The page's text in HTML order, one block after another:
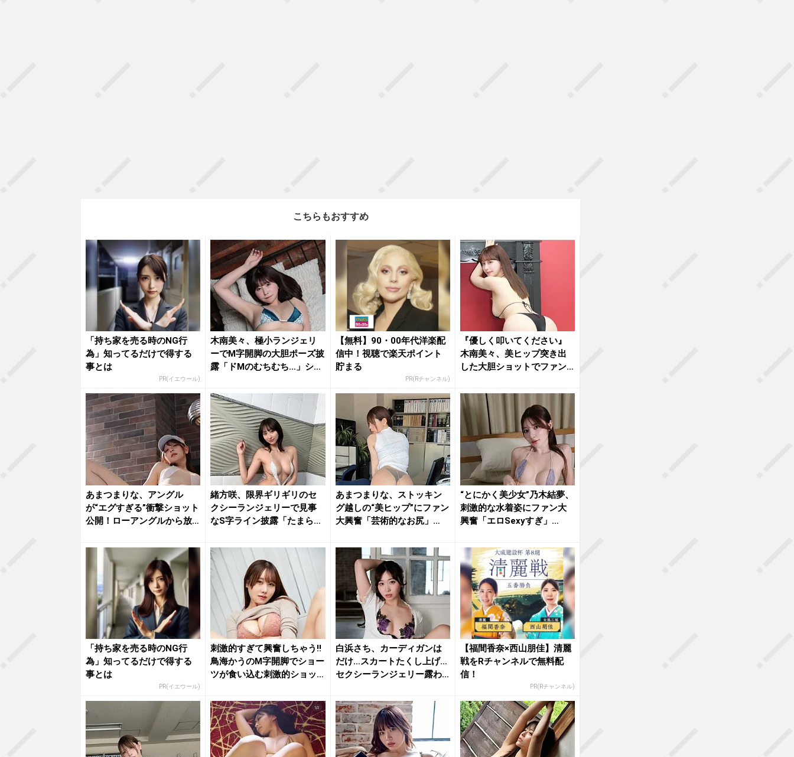
こちらもおすすめ
「持ち家を売る時のNG行
為」知ってるだけで得する
事とは
PR(イエウール)
木南美々、極小ランジェリ
ーでM字開脚の大胆ポーズ披
露「ドMのむちむち…」ショ
【無料】90・00年代洋楽配
信中！視聴で楽天ポイント
貯まる
PR(Rチャンネル)
『優しく叩いてください』
木南美々、美ヒップ突き出
した大胆ショットでファン
あまつまりな、アングル
が“エグすぎる”衝撃ショット
公開！ローアングルから放
緒方咲、限界ギリギリのセ
クシーランジェリーで見事
なS字ライン披露「たまらな
あまつまりな、ストッキン
グ越しの“美ヒップ”にファン
大興奮「芸術的なお尻」
“とにかく美少女”乃木結夢、
刺激的な水着姿にファン大
興奮「エロSexyすぎ」
「持ち家を売る時のNG行
為」知ってるだけで得する
事とは
PR(イエウール)
刺激的すぎて興奮しちゃう!!
鳥海かうのM字開脚でショー
ツが食い込む刺激的ショッ
白浜さち、カーディガンは
だけ…スカートたくし上げ…
セクシーランジェリー露わ
【福間香奈×西山朋佳】清麗
戦をRチャンネルで無料配
信！
PR(Rチャンネル)